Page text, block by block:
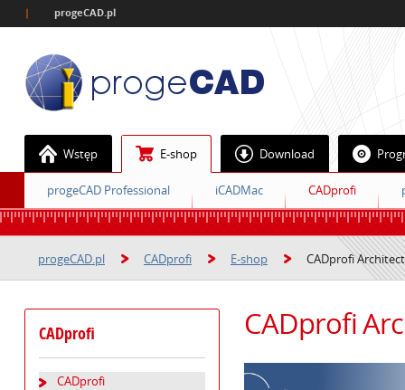
| progeCAD.pl
Wstęp E-shop
progeCAD Professional iCADMac CADprofi
Download
progeCAD.pl CADprofi E-shop CADprofi
CADprofi
CADprofi
CADprofi